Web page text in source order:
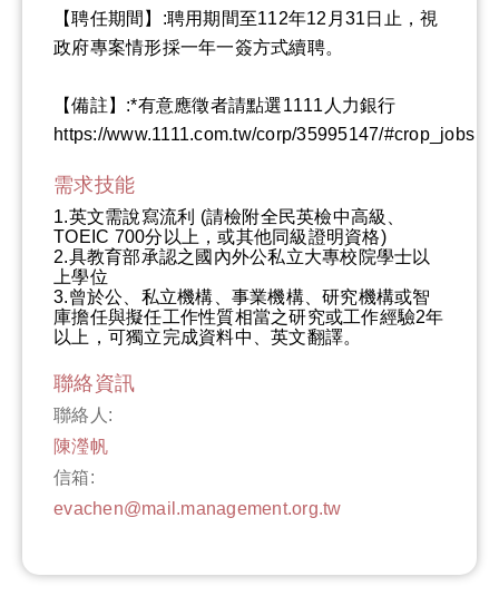
【聘任期間】:聘用期間至112年12月31日止，視
政府專案情形採一年一簽方式續聘。
【備註】:*有意應徵者請點選1111人力銀行
https://www.1111.com.tw/corp/35995147/#crop_jobs
需求技能
1.英文需說寫流利 (請檢附全民英檢中高級、
TOEIC 700分以上，或其他同級證明資格)
2.具教育部承認之國內外公私立大專校院學士以
上學位
3.曾於公、私立機構、事業機構、研究機構或智
庫擔任與擬任工作性質相當之研究或工作經驗2年
以上，可獨立完成資料中、英文翻譯。
聯絡資訊
聯絡人:
陳瀅帆
信箱:
evachen@mail.management.org.tw